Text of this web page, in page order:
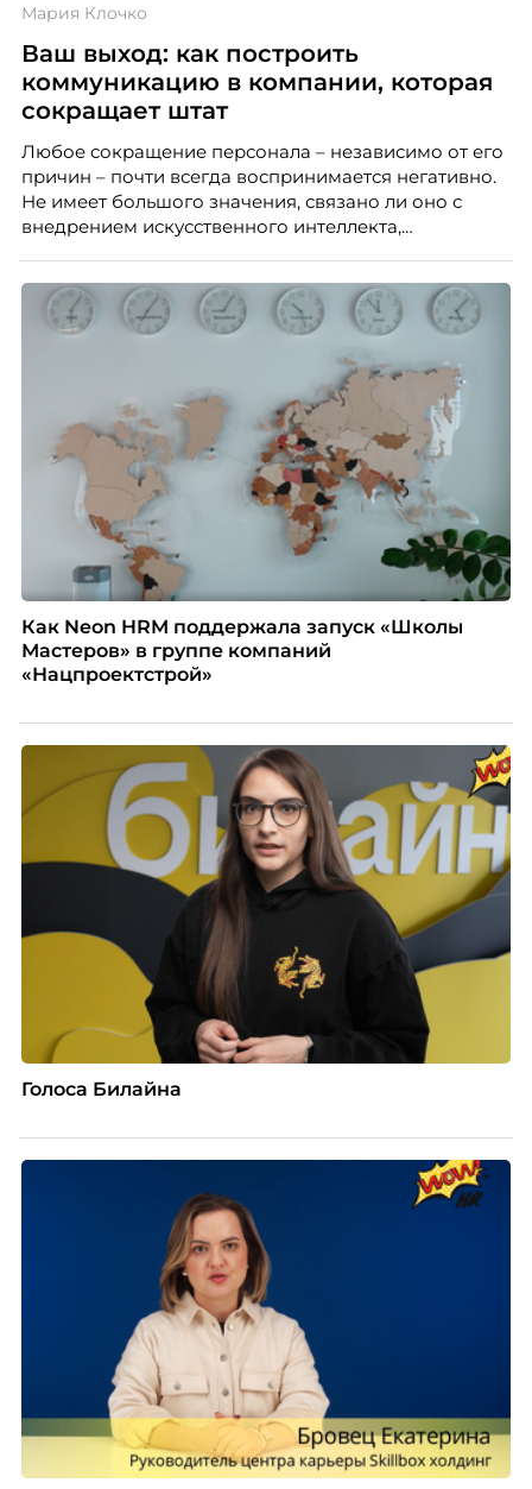
Мария Клочко
Ваш выход: как построить
коммуникацию в компании, которая
сокращает штат
Любое сокращение персонала – независимо от его
причин – почти всегда воспринимается негативно.
Не имеет большого значения, связано ли оно с
внедрением искусственного интеллекта,
структуры компании. Для сотрудников сокращения
означают потерю стабильности, а для внешнего
рынка становятся сигналом о возможных
проблемах организации. В результате увольнения
нередко превращаются в фактор, который
негативно влияет HR-бренд работодателя.
Как Neon HRM поддержала запуск «Школы
Мастеров» в группе компаний
«Нацпроектстрой»
Голоса Билайна